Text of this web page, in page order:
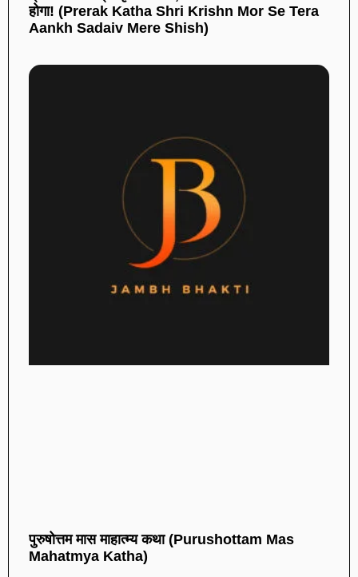
होगा! (Prerak Katha Shri Krishn Mor Se Tera
Aankh Sadaiv Mere Shish)
पुरुषोत्तम मास माहात्म्य कथा (Purushottam Mas
Mahatmya Katha)